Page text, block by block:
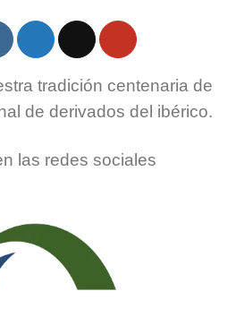
tradición centenaria de
de derivados del ibérico.
las redes sociales